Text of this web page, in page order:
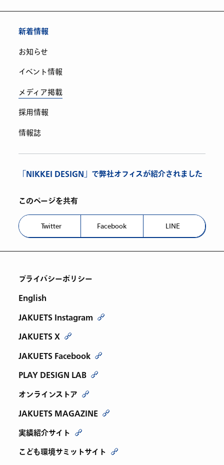
新着情報
お知らせ
イベント情報
メディア掲載
採用情報
情報誌
「NIKKEI DESIGN」で弊社オフィスが紹介されました
このページを共有
Twitter Facebook LINE
プライバシーポリシー
English
JAKUETS Instagram
JAKUETS X
JAKUETS Facebook
PLAY DESIGN LAB
オンラインストア
JAKUETS MAGAZINE
実績紹介サイト
こども環境サミットサイト